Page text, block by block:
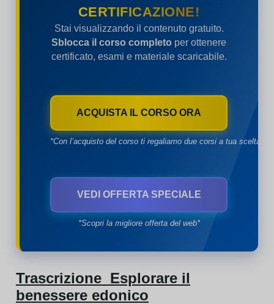
CERTIFICAZIONE!
Stai visualizzando il contenuto gratuito.
Sblocca il corso completo per ottenere
certificato, esami e materiale scaricabile.
ACQUISTA IL CORSO ORA
*Con l’acquisto del corso ti regaliamo due corsi a tua scelta*
VEDI OFFERTA SPECIALE
*Scopri la migliore offerta del web*
Trascrizione Esplorare il
benessere edonico